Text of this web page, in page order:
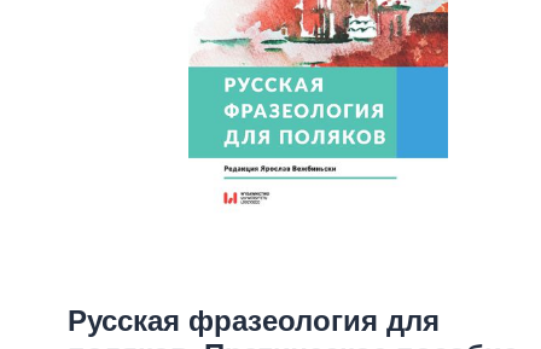
Русская фразеология для